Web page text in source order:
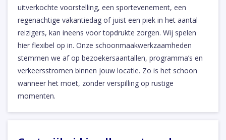
uitverkochte voorstelling, een sportevenement, een
regenachtige vakantiedag of juist een piek in het aantal
reizigers, kan ineens voor topdrukte zorgen. Wij spelen
hier flexibel op in. Onze schoonmaakwerkzaamheden
stemmen we af op bezoekersaantallen, programma’s en
verkeersstromen binnen jouw locatie. Zo is het schoon
wanneer het moet, zonder verspilling op rustige
momenten.